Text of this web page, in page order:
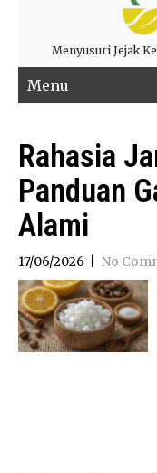
Menyusuri Jejak
Menu
Rahasia
Panduan
Alami
17/06/2026
No